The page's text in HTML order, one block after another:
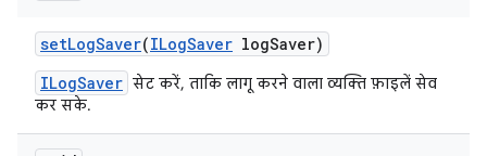
setLogSaver(ILogSaver logSaver)
ILogSaver सेट करें, ताकि लागू करने वाला व्यक्ति फ़ाइलें सेव
कर सके.